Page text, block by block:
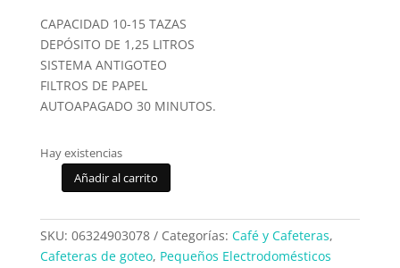
CAPACIDAD 10-15 TAZAS
DEPÓSITO DE 1,25 LITROS
SISTEMA ANTIGOTEO
FILTROS DE PAPEL
AUTOAPAGADO 30 MINUTOS.
Hay existencias
Cafetera
FG370811
cantidad
Añadir al carrito
SKU: 06324903078 Categorías: Café y Cafeteras,
Cafeteras de goteo, Pequeños Electrodomésticos